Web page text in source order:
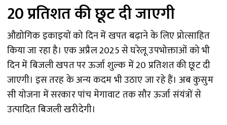
20 प्रतिशत की छूट दी जाएगी
औद्योगिक इकाइयों को दिन में खपत बढ़ाने के लिए प्रोत्साहित
किया जा रहा है। एक अप्रैल 2025 से घरेलू उपभोक्ताओं को भी
दिन में बिजली खपत पर ऊर्जा शुल्क में 20 प्रतिशत की छूट दी
जाएगी। इस तरह के अन्य कदम भी उठाए जा रहे हैं। अब कुसुम
सी योजना में सरकार पांच मेगावाट तक सौर ऊर्जा संयंत्रों से
उत्पादित बिजली खरीदेगी।